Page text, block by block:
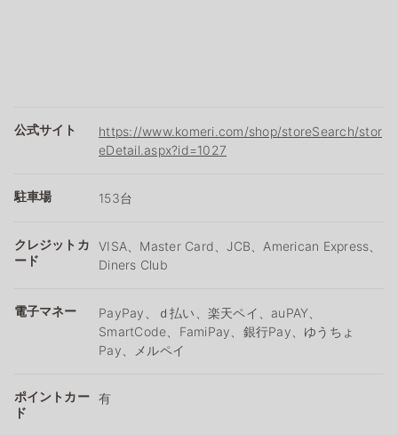
公式サイト
https://www.komeri.com/shop/storeSearch/stor
eDetail.aspx?id=1027
駐車場 153台
クレジットカ
ード
VISA、Master Card、JCB、American Express、
Diners Club
電子マネー
PayPay、ｄ払い、楽天ペイ、auPAY、
SmartCode、FamiPay、銀行Pay、ゆうちょ
Pay、メルペイ
ポイントカー
ド
有